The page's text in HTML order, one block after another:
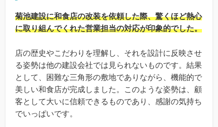
菊池建設に和食店の改装を依頼した際、驚くほど熱心
に取り組んでくれた営業担当の対応が印象的でした。
店の歴史やこだわりを理解し、それを設計に反映させ
る姿勢は他の建設会社では見られないものです。結果
として、困難な三角形の敷地でありながら、機能的で
美しい和食店が完成しました。このような姿勢は、顧
客として大いに信頼できるものであり、感謝の気持ち
でいっぱいです。